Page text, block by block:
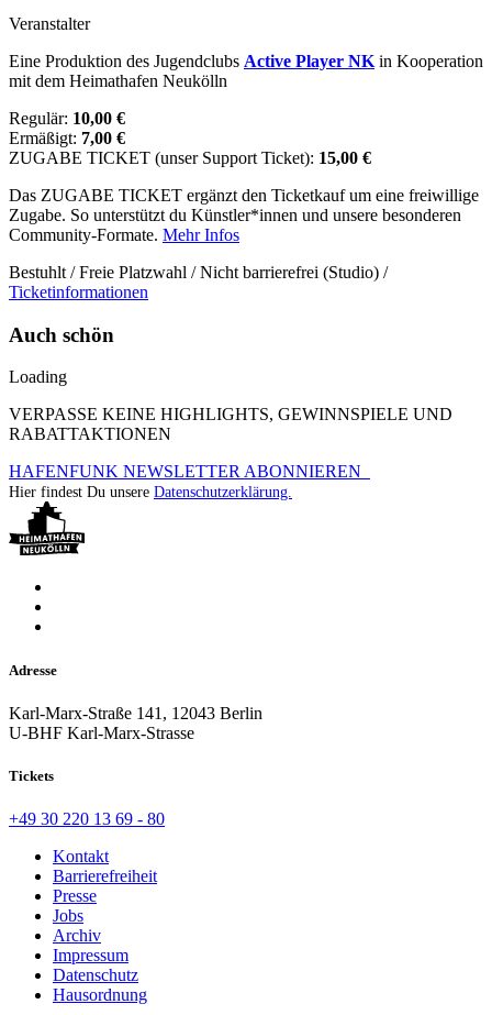
Veranstalter
Eine Produktion des Jugendclubs Active Player NK in Kooperation
mit dem Heimathafen Neukölln
Regulär: 10,00 €
Ermäßigt: 7,00 €
ZUGABE TICKET (unser Support Ticket): 15,00 €
Das ZUGABE TICKET ergänzt den Ticketkauf um eine freiwillige
Zugabe. So unterstützt du Künstler*innen und unsere besonderen
Community-Formate. Mehr Infos
Bestuhlt / Freie Platzwahl / Nicht barrierefrei (Studio) /
Ticketinformationen
Auch schön
Loading
VERPASSE KEINE HIGHLIGHTS, GEWINNSPIELE UND
RABATTAKTIONEN
HAFENFUNK NEWSLETTER ABONNIEREN
Hier findest Du unsere Datenschutzerklärung.
Adresse
Karl-Marx-Straße 141, 12043 Berlin
U-BHF Karl-Marx-Strasse
Tickets
+49 30 220 13 69 - 80
Kontakt
Barrierefreiheit
Presse
Jobs
Archiv
Impressum
Datenschutz
Hausordnung